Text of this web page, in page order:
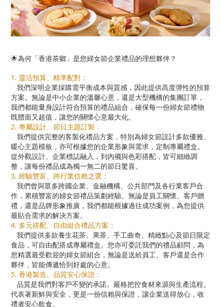
🌟為何「香港茶鄉」是您婦女節企業禮品的理想夥伴？
1. 靈活預算、精準配對：
我們深明企業採購需平衡成本與質感，因此提供高度彈性的預算
方案。無論是中小企業的溫馨心意，還是大型機構的集團訂單，
我們都能量身設計符合預算的禮品組合，確保每一份婦女節禮物
既體面又超值，讓您的關懷心意最大化。
2. 專屬設計、節日主題訂製：
我們提供完整的客製化禮品方案，特別為婦女節設計多款優雅、
暖心主題模板，亦可根據您的企業形象與需求，定制專屬禮盒。
從外觀設計、企業標誌融入，到內襯與色彩搭配，皆可細緻調
整，讓每份禮品成為獨一無二的節日驚喜。
3. 經驗豐富、跨行業信賴之選：
我們曾與眾多跨國企業、金融機構、公共部門及各行業客戶合
作，累積豐富的婦女節禮品策劃經驗。無論是員工關懷、客戶贈
禮，還是品牌形象推廣，我們都能根據過往成功案例，為您提供
最貼合需求的解決方案。
4. 多元搭配、自由組合禮品方案：
我們提供多款養生花茶、果茶、手工曲奇、精緻點心及節日限定
食品，可自由配搭成專屬禮盒。您亦可委託我們的禮品顧問，為
您精選最受歡迎的婦女節組合，無論是送給員工、客戶還是合作
夥伴，皆能傳遞恰到好處的心意。
5. 香港製造、品質安心保證：
品質是我們對客戶不變的承諾。嚴格把控食材來源與生產流程。
代表著新鮮與安全，更是一份信賴與保證，讓企業送得放心，收
禮者安心飲食。